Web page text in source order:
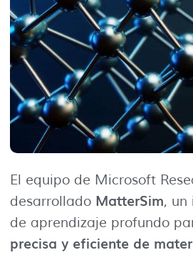
El equipo de Microsoft
desarrollado MatterSim, un
de aprendizaje profundo
precisa y eficiente de